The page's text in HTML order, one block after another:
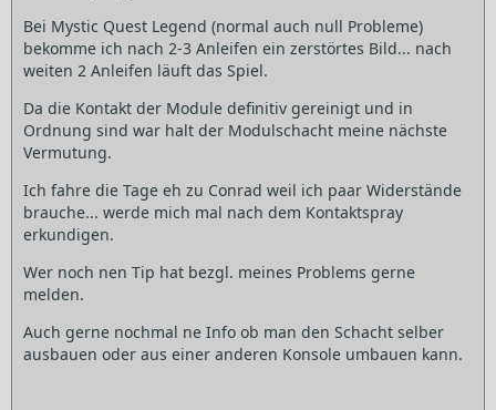
Bei Mystic Quest Legend (normal auch null Probleme)
bekomme ich nach 2-3 Anleifen ein zerstörtes Bild... nach
weiten 2 Anleifen läuft das Spiel.
Da die Kontakt der Module definitiv gereinigt und in
Ordnung sind war halt der Modulschacht meine nächste
Vermutung.
Ich fahre die Tage eh zu Conrad weil ich paar Widerstände
brauche... werde mich mal nach dem Kontaktspray
erkundigen.
Wer noch nen Tip hat bezgl. meines Problems gerne
melden.
Auch gerne nochmal ne Info ob man den Schacht selber
ausbauen oder aus einer anderen Konsole umbauen kann.